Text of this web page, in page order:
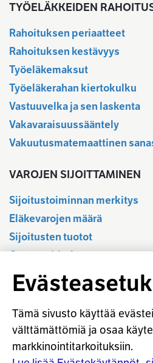
TYÖELÄKKEIDEN
Rahoituksen periaatteet
Rahoituksen kestävyys
Työeläkemaksut
Työeläkerahan kiertokulku
Vastuuvelka ja sen laskenta
Vakavaraisuussääntely
Vakuutusmatemaattinen
VAROJEN SIJOITTAMINEN
Sijoitustoiminnan merkitys
Eläkevarojen määrä
Sijoitusten tuotot
Osavuositiedot
Tilastotietokanta
Sijoitustoiminnan sääntely
Vastuullinen sijoittaminen
Sijoitussanasto
Osaketuoton ennakointi
Tämä sivusto käyttää
välttämättömiä ja osaa
markkinointitarkoituksiin.